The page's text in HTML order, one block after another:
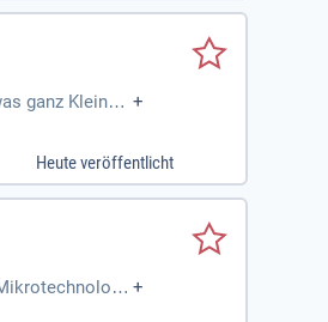
ganz Kleines +
Heute veröffentlicht
+